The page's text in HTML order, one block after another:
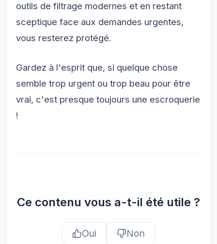
outils de filtrage modernes et en restant
sceptique face aux demandes urgentes,
vous resterez protégé.
Gardez à l'esprit que, si quelque chose
semble trop urgent ou trop beau pour être
vrai, c'est presque toujours une escroquerie
!
Ce contenu vous a-t-il été utile ?
Oui Non